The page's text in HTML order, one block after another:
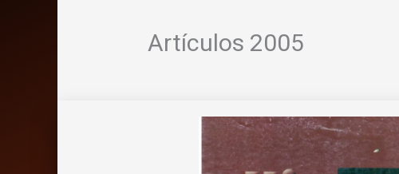
Artículos 2005